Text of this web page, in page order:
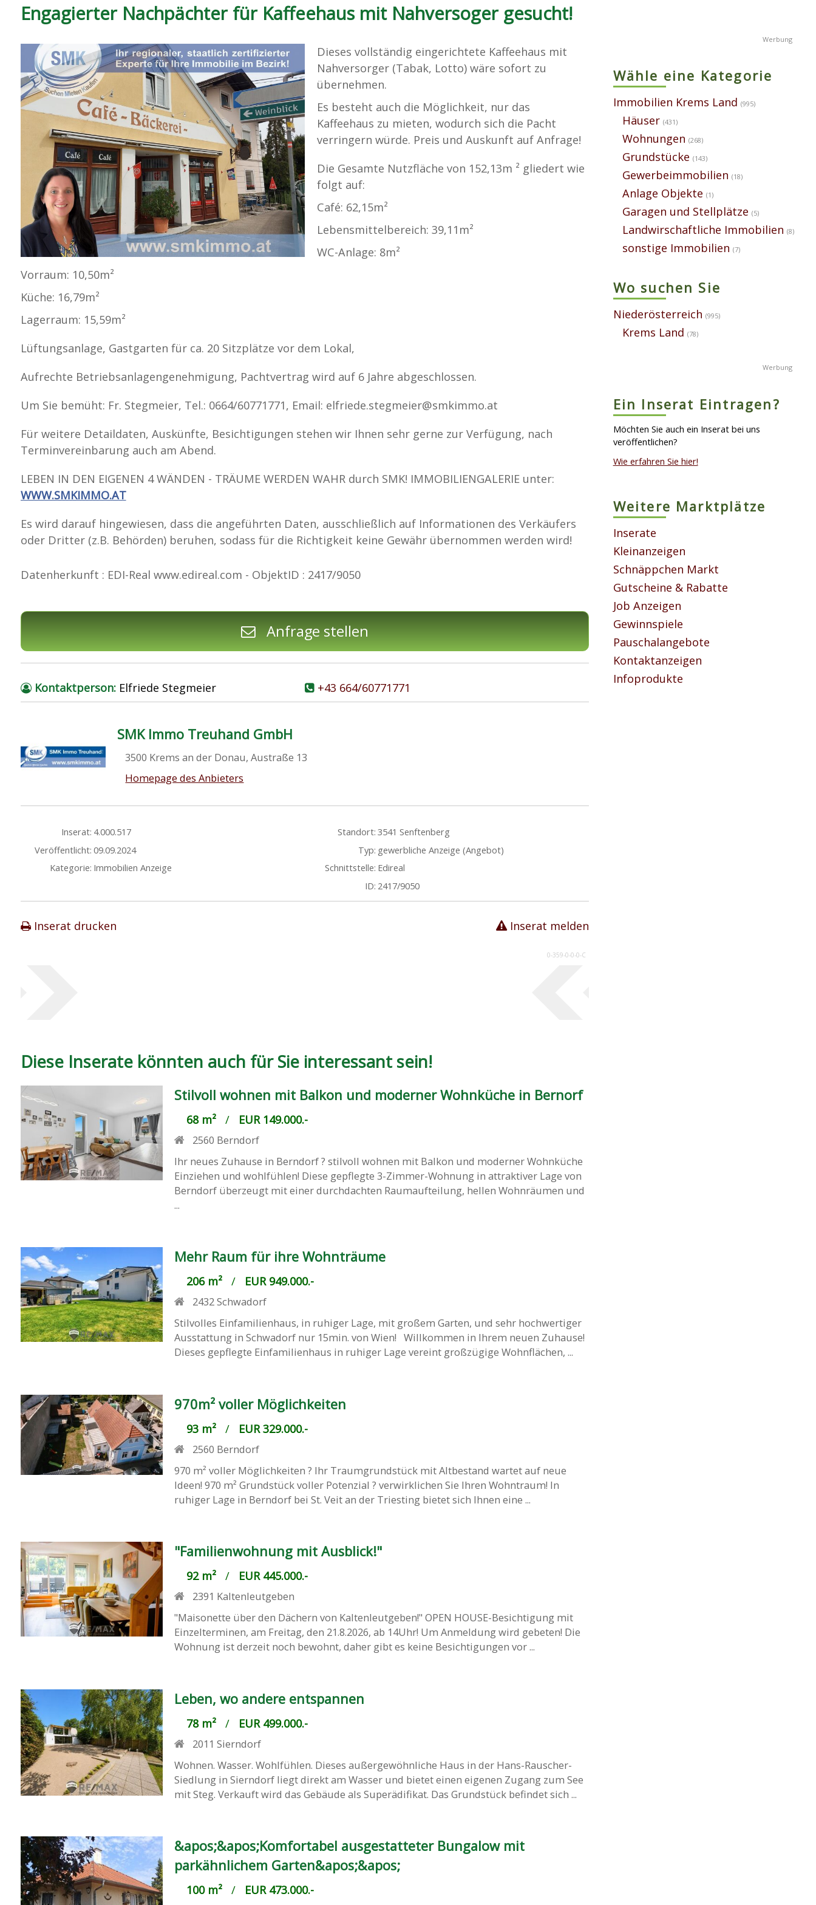
Engagierter Nachpächter für Kaffeehaus mit Nahversoger gesucht!
Dieses vollständig eingerichtete Kaffeehaus mit
Nahversorger (Tabak, Lotto) wäre sofort zu
übernehmen.
Es besteht auch die Möglichkeit, nur das
Kaffeehaus zu mieten, wodurch sich die Pacht
verringern würde. Preis und Auskunft auf Anfrage!
Die Gesamte Nutzfläche von 152,13m ² gliedert wie
folgt auf:
Café: 62,15m²
Lebensmittelbereich: 39,11m²
WC-Anlage: 8m²
Vorraum: 10,50m²
Küche: 16,79m²
Lagerraum: 15,59m²
Lüftungsanlage, Gastgarten für ca. 20 Sitzplätze vor dem Lokal,
Aufrechte Betriebsanlagengenehmigung, Pachtvertrag wird auf 6 Jahre abgeschlossen.
Um Sie bemüht: Fr. Stegmeier, Tel.: 0664/60771771, Email: elfriede.stegmeier@smkimmo.at
Für weitere Detaildaten, Auskünfte, Besichtigungen stehen wir Ihnen sehr gerne zur Verfügung, nach
Terminvereinbarung auch am Abend.
LEBEN IN DEN EIGENEN 4 WÄNDEN - TRÄUME WERDEN WAHR durch SMK! IMMOBILIENGALERIE unter:
WWW.SMKIMMO.AT
Es wird darauf hingewiesen, dass die angeführten Daten, ausschließlich auf Informationen des Verkäufers
oder Dritter (z.B. Behörden) beruhen, sodass für die Richtigkeit keine Gewähr übernommen werden wird!
Datenherkunft : EDI-Real www.edireal.com - ObjektID : 2417/9050
Anfrage stellen
Kontaktperson:Elfriede Stegmeier +43 664/60771771
SMK Immo Treuhand GmbH
3500 Krems an der Donau, Austraße 13
Homepage des Anbieters
Inserat: 4.000.517
Veröffentlicht: 09.09.2024
Kategorie: Immobilien Anzeige
Standort: 3541 Senftenberg
Typ: gewerbliche Anzeige (Angebot)
Schnittstelle: Edireal
ID: 2417/9050
Inserat drucken Inserat melden
0-359-0-0-0-C
Diese Inserate könnten auch für Sie interessant sein!
Stilvoll wohnen mit Balkon und moderner Wohnküche in Bernorf
68 m²/ EUR 149.000.-
2560 Berndorf
Ihr neues Zuhause in Berndorf ? stilvoll wohnen mit Balkon und moderner Wohnküche
Einziehen und wohlfühlen! Diese gepflegte 3-Zimmer-Wohnung in attraktiver Lage von
Berndorf überzeugt mit einer durchdachten Raumaufteilung, hellen Wohnräumen und
...
Mehr Raum für ihre Wohnträume
206 m²/ EUR 949.000.-
2432Schwadorf
Stilvolles Einfamilienhaus, in ruhiger Lage, mit großem Garten, und sehr hochwertiger
Ausstattung in Schwadorf nur 15min. von Wien! Willkommen in Ihrem neuen Zuhause!
Dieses gepflegte Einfamilienhaus in ruhiger Lage vereint großzügige Wohnflächen, ...
970m² voller Möglichkeiten
93 m²/ EUR 329.000.-
2560 Berndorf
970 m² voller Möglichkeiten ? Ihr Traumgrundstück mit Altbestand wartet auf neue
Ideen! 970 m² Grundstück voller Potenzial ? verwirklichen Sie Ihren Wohntraum! In
ruhiger Lage in Berndorf bei St. Veit an der Triesting bietet sich Ihnen eine ...
"Familienwohnung mit Ausblick!"
92 m²/ EUR 445.000.-
2391 Kaltenleutgeben
"Maisonette über den Dächern von Kaltenleutgeben!" OPEN HOUSE-Besichtigung mit
Einzelterminen, am Freitag, den 21.8.2026, ab 14Uhr! Um Anmeldung wird gebeten! Die
Wohnung ist derzeit noch bewohnt, daher gibt es keine Besichtigungen vor ...
Leben, wo andere entspannen
78 m²/ EUR 499.000.-
2011 Sierndorf
Wohnen. Wasser. Wohlfühlen. Dieses außergewöhnliche Haus in der Hans-Rauscher-
Siedlung in Sierndorf liegt direkt am Wasser und bietet einen eigenen Zugang zum See
mit Steg. Verkauft wird das Gebäude als Superädifikat. Das Grundstück befindet sich ...
&apos;&apos;Komfortabel ausgestatteter Bungalow mit
parkähnlichem Garten&apos;&apos;
100 m²/ EUR 473.000.-
Wähle eine Kategorie
Immobilien Krems Land (995)
Häuser (431)
Wohnungen (268)
Grundstücke (143)
Gewerbeimmobilien (18)
Anlage Objekte (1)
Garagen und Stellplätze (5)
Landwirschaftliche Immobilien (8)
sonstige Immobilien (7)
Wo suchen Sie
Niederösterreich (995)
Krems Land (78)
Ein Inserat Eintragen?
Möchten Sie auch ein Inserat bei uns
veröffentlichen?
Wie erfahren Sie hier!
Weitere Marktplätze
Inserate
Kleinanzeigen
Schnäppchen Markt
Gutscheine & Rabatte
Job Anzeigen
Gewinnspiele
Pauschalangebote
Kontaktanzeigen
Infoprodukte